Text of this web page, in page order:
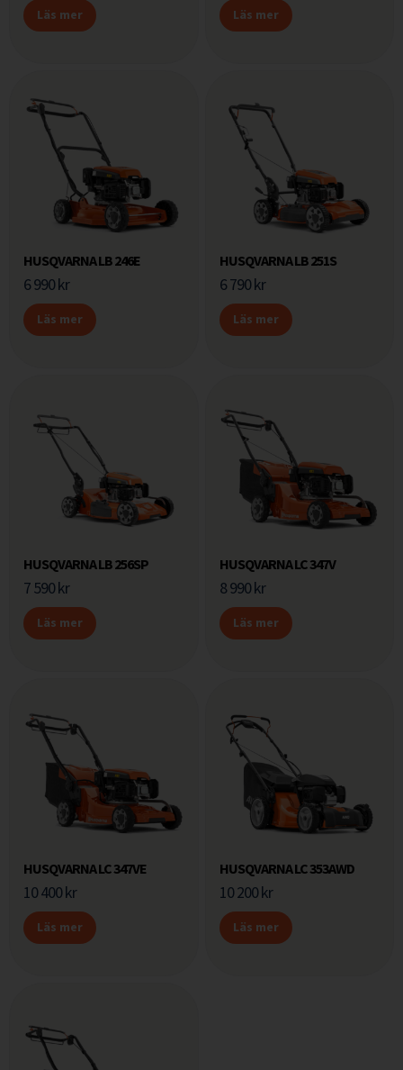
Läs mer Läs mer
HUSQVARNA LB 246E
6 990kr
Läs mer
HUSQVARNA LB 251S
6 790kr
Läs mer
HUSQVARNA LB 256SP
7 590kr
Läs mer
HUSQVARNA LC 347V
8 990kr
Läs mer
HUSQVARNA LC 347VE
10 400kr
Läs mer
HUSQVARNA LC 353AWD
10 200kr
Läs mer